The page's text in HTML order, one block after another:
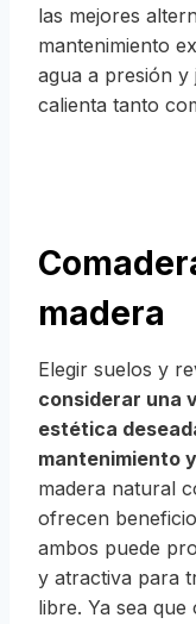
las mejores
mantenimiento
agua a presión
calienta tanto
madera
Elegir suelos y
considerar una
estética
mantenimiento
madera natural
ofrecen
ambos puede
y atractiva para
libre. Ya sea